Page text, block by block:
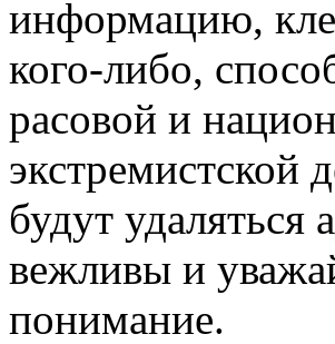
информацию,
кого-либо,
расовой и
экстремистской
будут удаляться
вежливы и
понимание.